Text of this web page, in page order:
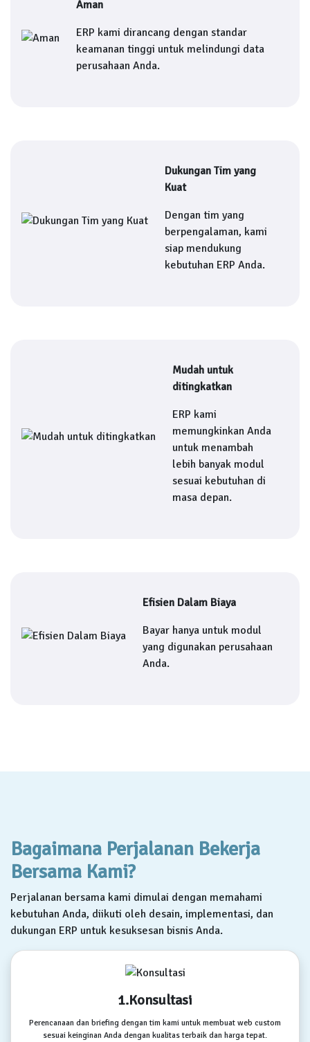
Aman
ERP kami dirancang dengan standar
keamanan tinggi untuk melindungi data
perusahaan Anda.
Dukungan Tim yang
Kuat
Dengan tim yang
berpengalaman, kami
siap mendukung
kebutuhan ERP Anda.
Mudah untuk
ditingkatkan
ERP kami
memungkinkan Anda
untuk menambah
lebih banyak modul
sesuai kebutuhan di
masa depan.
Efisien Dalam Biaya
Bayar hanya untuk modul
yang digunakan perusahaan
Anda.
Bagaimana Perjalanan Bekerja
Bersama Kami?
Perjalanan bersama kami dimulai dengan memahami
kebutuhan Anda, diikuti oleh desain, implementasi, dan
dukungan ERP untuk kesuksesan bisnis Anda.
1.Konsultasi
Perencanaan dan briefing dengan tim kami untuk membuat web custom
sesuai keinginan Anda dengan kualitas terbaik dan harga tepat.